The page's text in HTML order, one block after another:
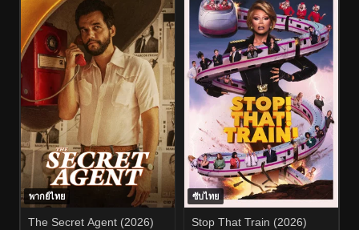
พากย์ไทย
The Secret Agent (2026)
ซับไทย
Stop That Train (2026)